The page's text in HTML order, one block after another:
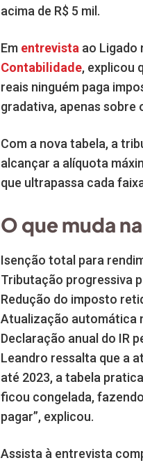
acima de R$ 5 mil.
Em entrevista ao Ligado
Contabilidade, explicou
reais ninguém paga
gradativa, apenas sobre
Com a nova tabela, a
alcançar a alíquota
que ultrapassa cada
O que muda
Isenção total para
Tributação progressiva
Redução do imposto
Atualização automática
Declaração anual do IR
Leandro ressalta que a
até 2023, a tabela
ficou congelada,
pagar”, explicou.
Assista à entrevista